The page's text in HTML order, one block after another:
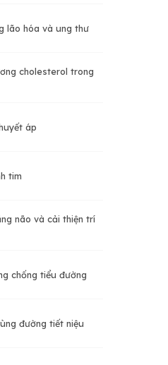
lão hóa và ung thư
cholesterol trong
áp
tim
não và cải thiện trí
chống tiểu đường
đường tiết niệu